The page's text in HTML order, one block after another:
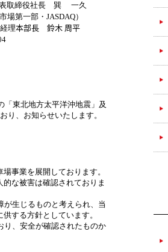
取締役社長 巽 一久
場第一部・JASDAQ）
理本部長 鈴木 周平
「東北地方太平洋沖地震」及
り、お知らせいたします。
事業を展開しております。
な被害は確認されておりま
生じるものと考えられ、当
する方針としています。
り、安全が確認されたものか